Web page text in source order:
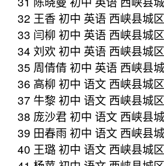
32 王香 初中 英语 西峡县城
33 闫柳 初中 英语 西峡县城
34 刘欢 初中 英语 西峡县城
35 周倩倩 初中 英语 西峡县
36 高柳 初中 语文 西峡县城
37 牛黎 初中 语文 西峡县城
38 庞沙君 初中 语文 西峡县
39 田春雨 初中 语文 西峡县
40 王璐 初中 语文 西峡县城